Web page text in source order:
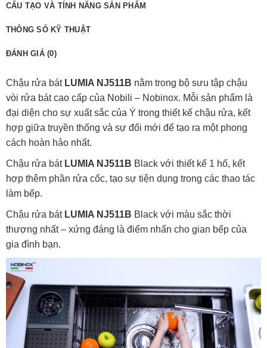
CẤU TẠO VÀ TÍNH NĂNG SẢN PHẨM
THÔNG SỐ KỸ THUẬT
ĐÁNH GIÁ (0)
Chậu rửa bát LUMIA NJ511B nằm trong bộ sưu tập chậu
vòi rửa bát cao cấp của Nobili – Nobinox. Mỗi sản phẩm là
đại diện cho sự xuất sắc của Ý trong thiết kế chậu rửa, kết
hợp giữa truyền thống và sự đổi mới để tạo ra một phong
cách hoàn hảo nhất.
Chậu rửa bát LUMIA NJ511B Black với thiết kế 1 hố, kết
hợp thêm phần rửa cốc, tạo sự tiện dụng trong các thao tác
làm bếp.
Chậu rửa bát LUMIA NJ511B Black với màu sắc thời
thượng nhất – xứng đáng là điểm nhấn cho gian bếp của
gia đình bạn.